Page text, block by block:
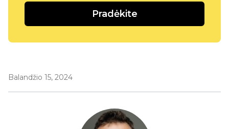
Pradėkite
Balandžio 15, 2024